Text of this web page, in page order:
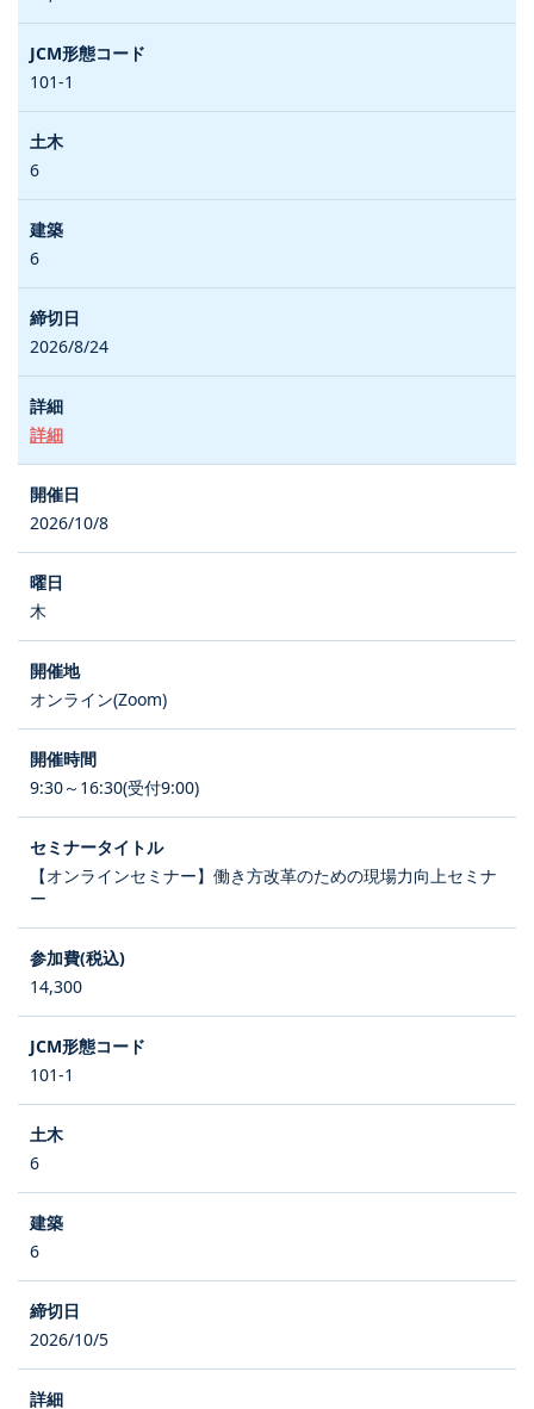
101-1
6
6
2026/8/24
詳細
2026/10/8
木
オンライン(Zoom)
9:30～16:30(受付9:00)
【オンラインセミナー】働き方改革のための現場力向上セミナ
ー
14,300
101-1
6
6
2026/10/5